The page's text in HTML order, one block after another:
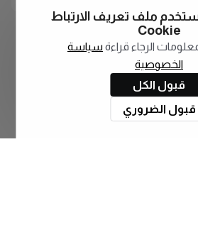
ملف تعريف الارتباط
Cookie
الرجاء قراءة سياسة
الخصوصية
قبول الكل
قبول الضروري